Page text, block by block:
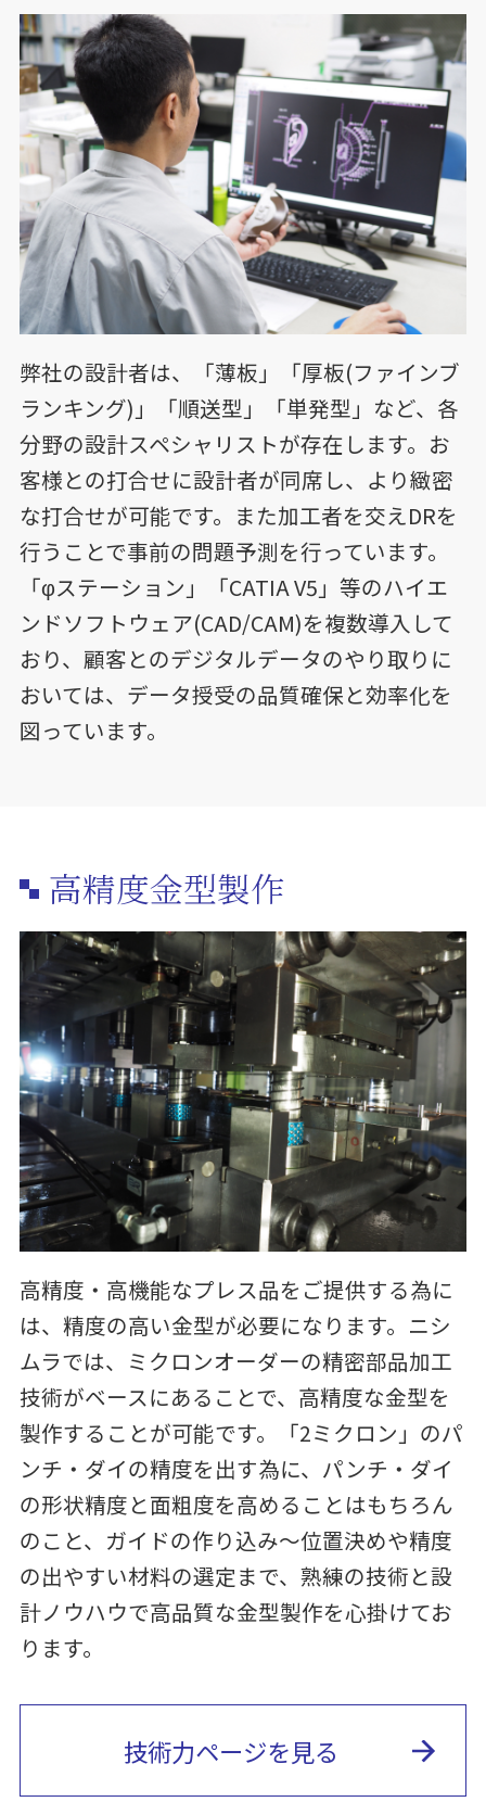
弊社の設計者は、「薄板」「厚板(ファインブ
ランキング)」「順送型」「単発型」など、各
分野の設計スペシャリストが存在します。お
客様との打合せに設計者が同席し、より緻密
な打合せが可能です。また加工者を交えDRを
行うことで事前の問題予測を行っています。
「φステーション」「CATIA V5」等のハイエ
ンドソフトウェア(CAD/CAM)を複数導入して
おり、顧客とのデジタルデータのやり取りに
おいては、データ授受の品質確保と効率化を
図っています。
高精度金型製作
高精度・高機能なプレス品をご提供する為に
は、精度の高い金型が必要になります。ニシ
ムラでは、ミクロンオーダーの精密部品加工
技術がベースにあることで、高精度な金型を
製作することが可能です。「2ミクロン」のパ
ンチ・ダイの精度を出す為に、パンチ・ダイ
の形状精度と面粗度を高めることはもちろん
のこと、ガイドの作り込み～位置決めや精度
の出やすい材料の選定まで、熟練の技術と設
計ノウハウで高品質な金型製作を心掛けてお
ります。
技術力ページを見る